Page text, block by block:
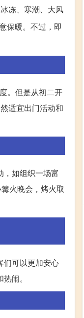
冻、寒潮、大风
保暖。不过，即
。但是从初二开
适宜出门活动和
如组织一场富
火晚会，烤火取
们可以更加安心
闹。